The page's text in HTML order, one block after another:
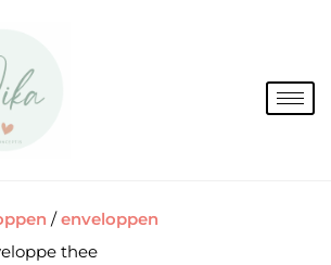
/enveloppen
thee